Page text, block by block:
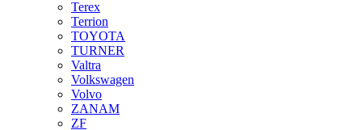
Terex
Terrion
TOYOTA
TURNER
Valtra
Volkswagen
Volvo
ZANAM
ZF